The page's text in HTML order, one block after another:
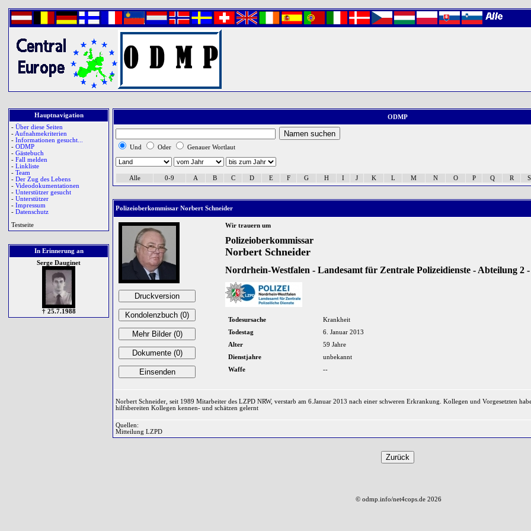
Hauptnavigation
- Über diese Seiten
- Aufnahmekriterien
- Informationen gesucht...
- ODMP
- Gästebuch
- Fall melden
- Linkliste
- Team
- Der Zug des Lebens
- Videodokumentationen
- Unterstützer gesucht
- Unterstützer
- Impressum
- Datenschutz
Testseite
In Erinnerung an
Serge Dauginet
† 25.7.1988
ODMP
Und Oder Genauer Wortlaut
Alle 0-9 A B C D E F G H I J K L M N O P Q R S
Polizeioberkommissar Norbert Schneider
Wir trauern um
Polizeioberkommissar
Norbert Schneider
Nordrhein-Westfalen - Landesamt für Zentrale Polizeidienste - Abteilung 2
Todesursache
Krankheit
Todestag
6. Januar 2013
Alter
59 Jahre
Dienstjahre
unbekannt
Waffe
--
Norbert Schneider, seit 1989 Mitarbeiter des LZPD NRW, verstarb am 6.Januar 2013 nach einer schweren Erkrankung. Kollegen und Vorgesetzten
hilfsbereiten Kollegen kennen- und schätzen gelernt
Quellen:
Mitteilung LZPD
© odmp.info/net4cops.de 2026